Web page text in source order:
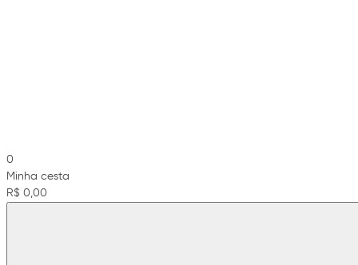
0
Minha cesta
R$ 0,00